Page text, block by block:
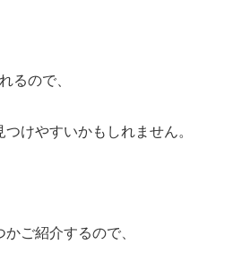
るので、
けやすいかもしれません。
ご紹介するので、